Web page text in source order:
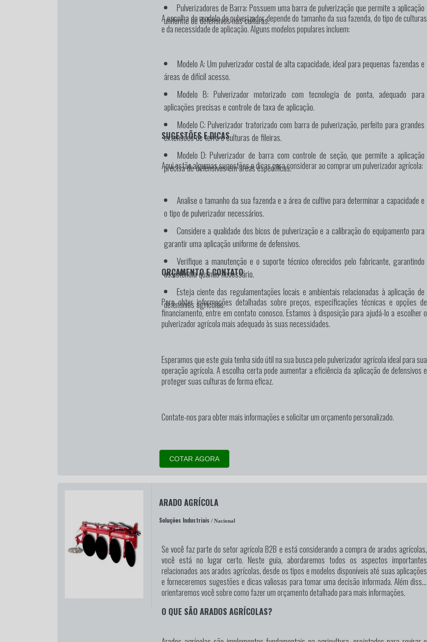
Pulverizadores de Barra:Possuem uma barra de pulverização que permite a aplicação
uniforme de defensivos nas culturas.
A escolha do modelo de pulverizador depende do tamanho da sua fazenda, do tipo de culturas
e da necessidade de aplicação. Alguns modelos populares incluem:
Modelo A:Um pulverizador costal de alta capacidade, ideal para pequenas fazendas e
áreas de difícil acesso.
Modelo B: Pulverizador motorizado com tecnologia de ponta, adequado para
aplicações precisas e controle de taxa de aplicação.
Modelo C:Pulverizador tratorizado com barra de pulverização, perfeito para grandes
extensões de terra e culturas de fileiras.
Modelo D: Pulverizador de barra com controle de seção, que permite a aplicação
precisa de defensivos em áreas específicas.
SUGESTÕES E DICAS
Aqui estão algumas sugestões e dicas para considerar ao comprar um pulverizador agrícola:
Analise o tamanho da sua fazenda e a área de cultivo para determinar a capacidade e
o tipo de pulverizador necessários.
Considere a qualidade dos bicos de pulverização e a calibração do equipamento para
garantir uma aplicação uniforme de defensivos.
Verifique a manutenção e o suporte técnico oferecidos pelo fabricante, garantindo
assistência quando necessário.
Esteja ciente das regulamentações locais e ambientais relacionadas à aplicação de
defensivos agrícolas.
ORÇAMENTO E CONTATO
Para obter informações detalhadas sobre preços, especificações técnicas e opções de
financiamento, entre em contato conosco. Estamos à disposição para ajudá-lo a escolher o
pulverizador agrícola mais adequado às suas necessidades.
Esperamos que este guia tenha sido útil na sua busca pelo pulverizador agrícola ideal para sua
operação agrícola. A escolha certa pode aumentar a eficiência da aplicação de defensivos e
proteger suas culturas de forma eficaz.
Contate-nos para obter mais informações e solicitar um orçamento personalizado.
COTAR AGORA
ARADO AGRÍCOLA
Soluções Industriais / Nacional
Se você faz parte do setor agrícola B2B e está considerando a compra de arados agrícolas,
você está no lugar certo. Neste guia, abordaremos todos os aspectos importantes
relacionados aos arados agrícolas, desde os tipos e modelos disponíveis até suas aplicações
e forneceremos sugestões e dicas valiosas para tomar uma decisão informada. Além disso,
orientaremos você sobre como fazer um orçamento detalhado para mais informações.
O QUE SÃO ARADOS AGRÍCOLAS?